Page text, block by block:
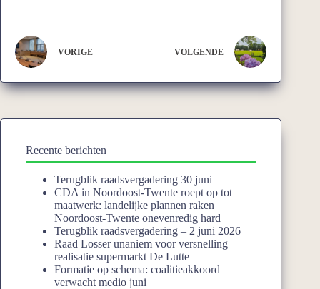
VORIGE VOLGENDE
Recente berichten
Terugblik raadsvergadering 30 juni
CDA in Noordoost-Twente roept op tot
maatwerk: landelijke plannen raken
Noordoost-Twente onevenredig hard
Terugblik raadsvergadering – 2 juni 2026
Raad Losser unaniem voor versnelling
realisatie supermarkt De Lutte
Formatie op schema: coalitieakkoord
verwacht medio juni